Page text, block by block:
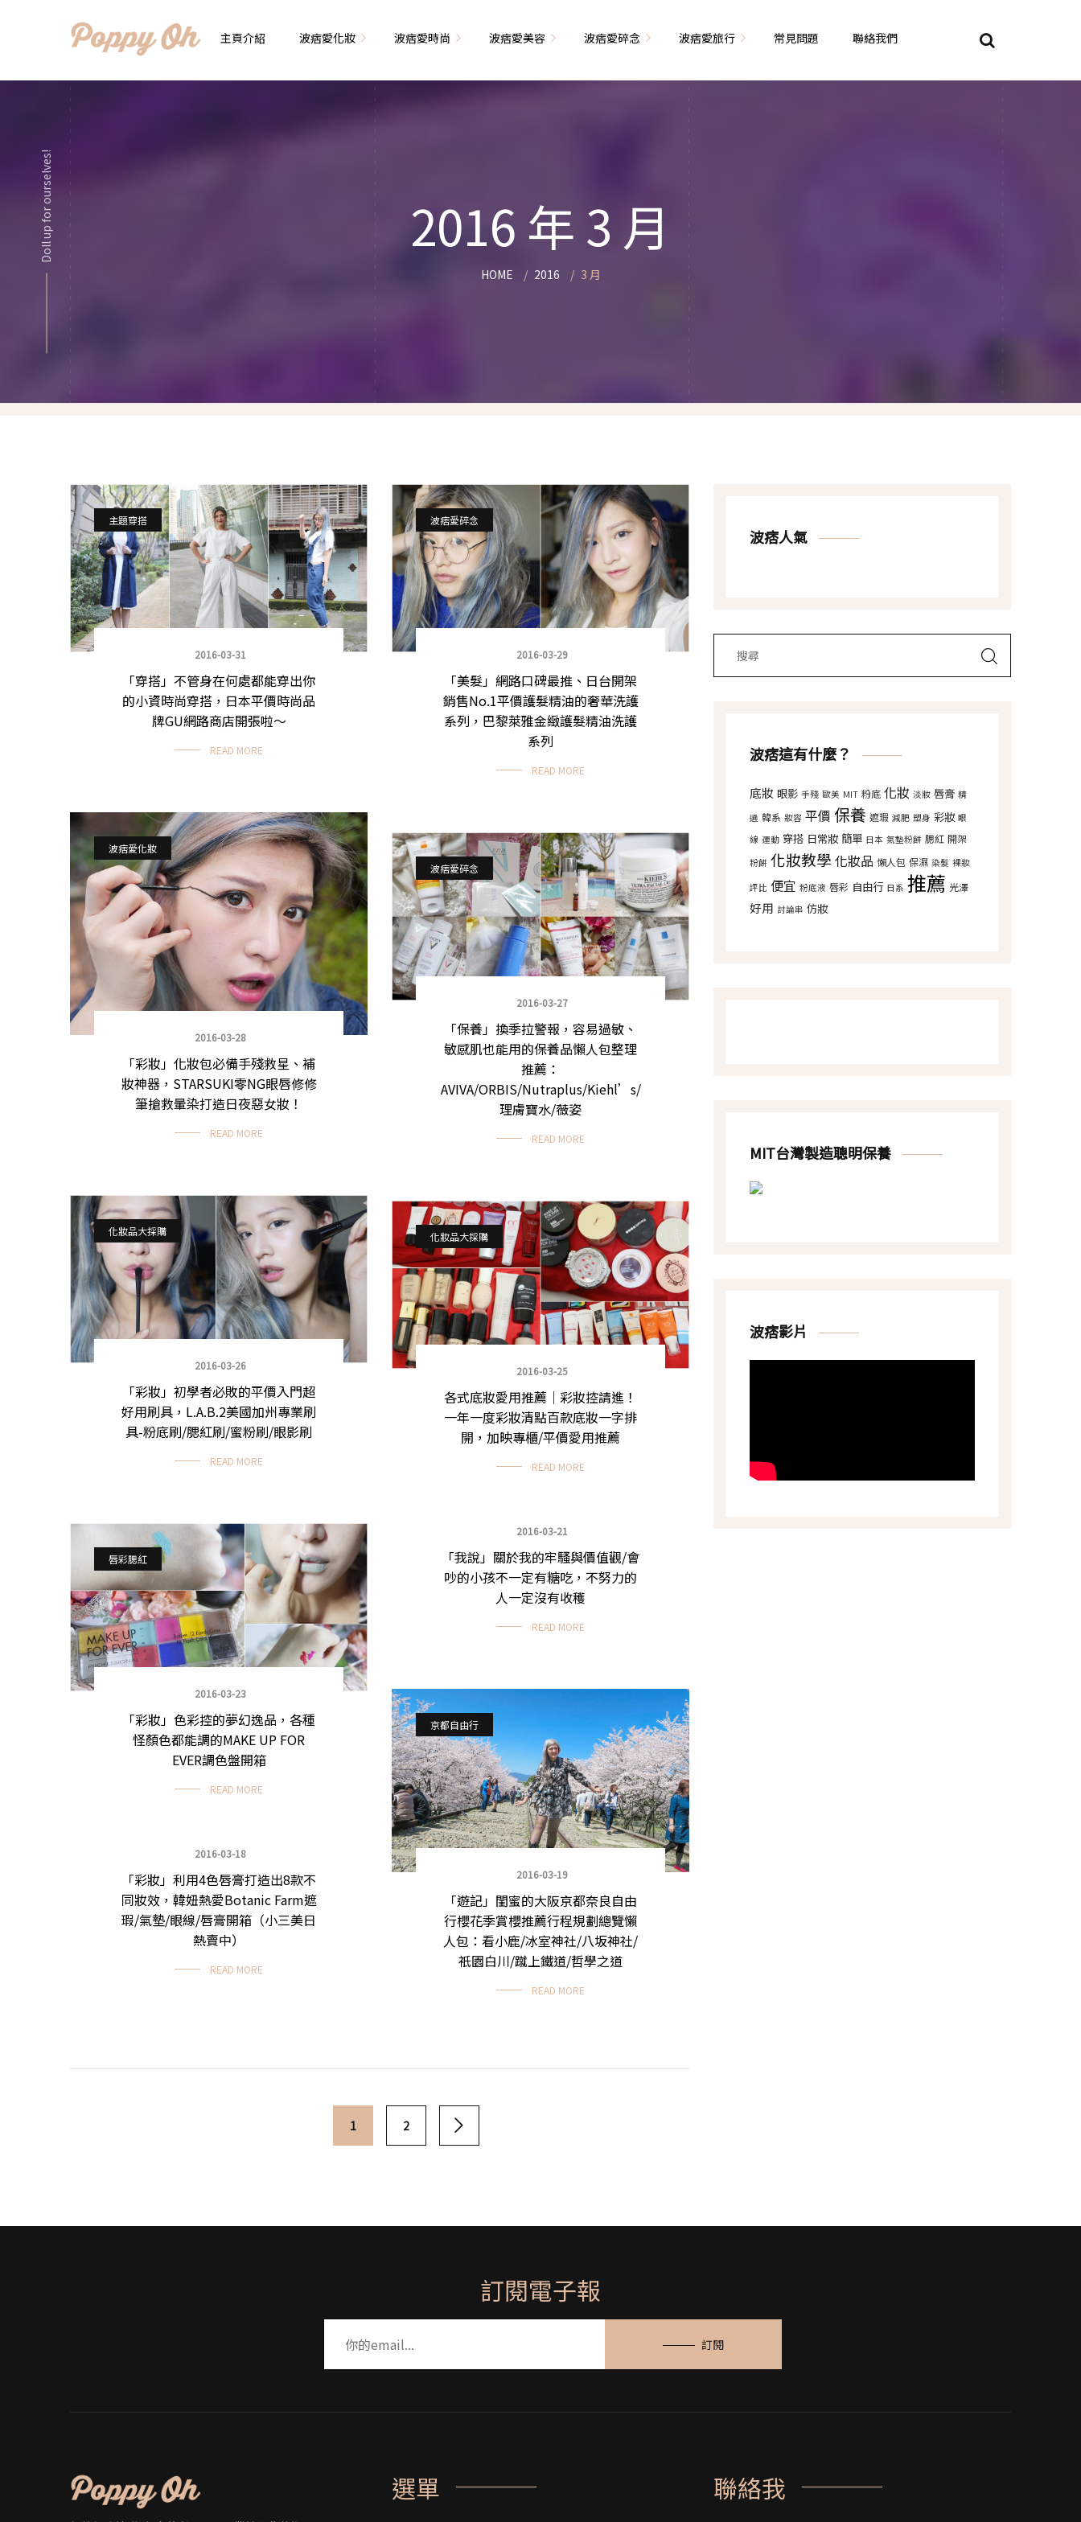
主頁介紹 波痞愛化妝
名人妝容解析
電力眉眼
唇彩腮紅
超好用必敗刷具
化妝品收納
波痞愛時尚
時尚單品大採購
主題穿搭
波痞愛美容
簡易編髮教學
染燙日記
波痞愛碎念
小狗喔唷日記
波痞愛旅行
長灘島自由行
常見問題 聯絡我們
Doll up for ourselves! 2016 年 3 月
HOME 2016 3 月
主題穿搭
2016-03-31
「穿搭」不管身在何處都能穿出你
的小資時尚穿搭，日本平價時尚品
牌GU網路商店開張啦～
READ MORE
波痞愛碎念
2016-03-29
「美髮」網路口碑最推、日台開架
銷售No.1平價護髮精油的奢華洗護
系列，巴黎萊雅金緻護髮精油洗護
系列
READ MORE
波痞愛化妝
2016-03-28
「彩妝」化妝包必備手殘救星、補
妝神器，STARSUKI零NG眼唇修修
筆搶救暈染打造日夜惡女妝！
READ MORE
波痞愛碎念
2016-03-27
「保養」換季拉警報，容易過敏、
敏感肌也能用的保養品懶人包整理
推薦：
AVIVA/ORBIS/Nutraplus/Kiehl’s/
理膚寶水/薇姿
READ MORE
化妝品大採購
2016-03-26
「彩妝」初學者必敗的平價入門超
好用刷具，L.A.B.2美國加州專業刷
具-粉底刷/腮紅刷/蜜粉刷/眼影刷
READ MORE
化妝品大採購
2016-03-25
各式底妝愛用推薦｜彩妝控請進！
一年一度彩妝清點百款底妝一字排
開，加映專櫃/平價愛用推薦
READ MORE
唇彩腮紅
2016-03-23
「彩妝」色彩控的夢幻逸品，各種
怪顏色都能調的MAKE UP FOR
EVER調色盤開箱
READ MORE
文青牢騷
2016-03-21
「我說」關於我的牢騷與價值觀/會
吵的小孩不一定有糖吃，不努力的
人一定沒有收穫
READ MORE
京都自由行
2016-03-19
「遊記」閨蜜的大阪京都奈良自由
行櫻花季賞櫻推薦行程規劃總覽懶
人包：看小鹿/冰室神社/八坂神社/
祇園白川/蹴上鐵道/哲學之道
READ MORE
化妝品大採購
2016-03-18
「彩妝」利用4色唇膏打造出8款不
同妝效，韓妞熱愛Botanic Farm遮
瑕/氣墊/眼線/唇膏開箱（小三美日
熱賣中）
READ MORE
1 2
波痞人氣
波痞這有什麼？
底妝 眼影 手殘 歐美 MIT 粉底 化妝 淡妝 唇膏 精
選 韓系 妝容 平價 保養 遮瑕 減肥 塑身 彩妝 眼
線 運動 穿搭 日常妝 簡單 日本 氣墊粉餅 腮紅 開架
粉餅 化妝教學 化妝品 懶人包 保濕 染髮 裸妝
評比 便宜 粉底液 唇彩 自由行 日系 推薦 光澤
好用 討論串 仿妝
MIT台灣製造聰明保養
波痞影片
訂閱電子報
訂閱
選單 聯絡我